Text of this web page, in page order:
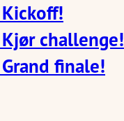
challenge!
finale!